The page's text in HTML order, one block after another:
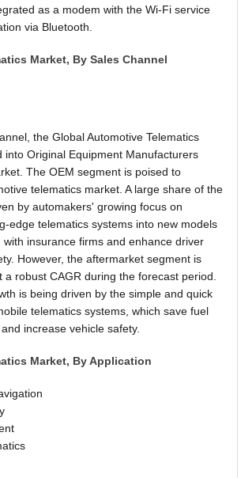
as a modem with the Wi-Fi service
via Bluetooth.
Market, By Sales Channel
the Global Automotive Telematics
into Original Equipment Manufacturers
The OEM segment is poised to
telematics market. A large share of the
by automakers' growing focus on
edge telematics systems into new models
insurance firms and enhance driver
However, the aftermarket segment is
a robust CAGR during the forecast period.
is being driven by the simple and quick
telematics systems, which save fuel
increase vehicle safety.
Market, By Application